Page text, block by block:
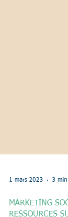
1 mars 2023 3